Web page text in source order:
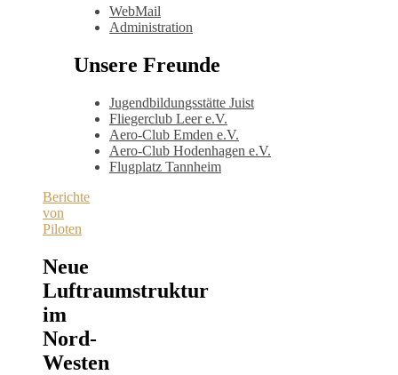
WebMail
Administration
Unsere Freunde
Jugendbildungsstätte Juist
Fliegerclub Leer e.V.
Aero-Club Emden e.V.
Aero-Club Hodenhagen e.V.
Flugplatz Tannheim
Berichte
von
Piloten
Neue
Luftraumstruktur
im
Nord-
Westen